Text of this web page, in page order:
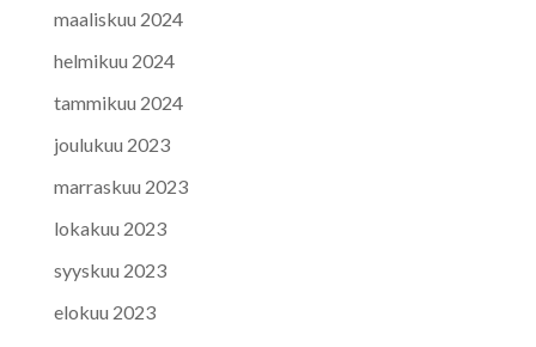
maaliskuu 2024
helmikuu 2024
tammikuu 2024
joulukuu 2023
marraskuu 2023
lokakuu 2023
syyskuu 2023
elokuu 2023